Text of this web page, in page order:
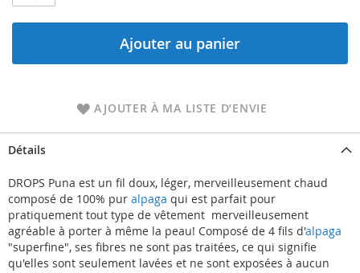
Ajouter au panier
AJOUTER À MA LISTE D’ENVIE
Détails
DROPS Puna est un fil doux, léger, merveilleusement chaud
composé de 100% pur alpaga qui est parfait pour
pratiquement tout type de vêtement  merveilleusement
agréable à porter à même la peau! Composé de 4 fils d'alpaga
"superfine", ses fibres ne sont pas traitées, ce qui signifie
qu'elles sont seulement lavées et ne sont exposées à aucun